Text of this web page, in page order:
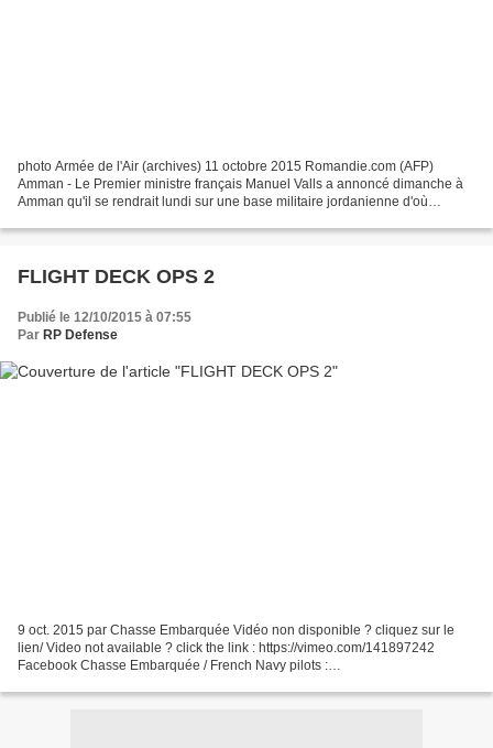
photo Armée de l'Air (archives) 11 octobre 2015 Romandie.com (AFP)
Amman - Le Premier ministre français Manuel Valls a annoncé dimanche à
Amman qu'il se rendrait lundi sur une base militaire jordanienne d'où
FLIGHT DECK OPS 2
Publié le 12/10/2015 à 07:55
Par RP Defense
9 oct. 2015 par Chasse Embarquée Vidéo non disponible ? cliquez sur le
lien/ Video not available ? click the link : https://vimeo.com/141897242
Facebook Chasse Embarquée / French Navy pilots :